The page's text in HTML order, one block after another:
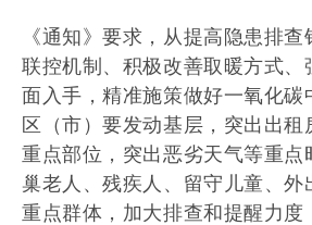
《通知》要求，从提高隐患排
联控机制、积极改善取暖方式、
面入手，精准施策做好一氧化碳
区（市）要发动基层，突出出
重点部位，突出恶劣天气等重点
巢老人、残疾人、留守儿童、外
重点群体，加大排查和提醒力度